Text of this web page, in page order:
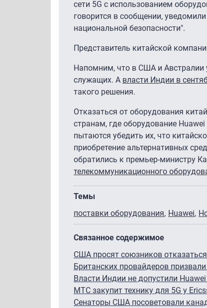
сети 5G с использованием
говорится в сообщении,
национальной безопасности".
Представитель китайской
Напомним, что в США и Австралии
служащих. А власти Индии в
такого решения.
Отказаться от оборудования
странам, где оборудование
пытаются убедить их, что
приобретение альтернативных
обратились к премьер-министру
телекоммуникационного
Темы
поставки оборудования Huawei
Связанное содержимое
США просят союзников
Британских провайдеров
Власти Индии не допустили
МТС закупит технику для 5G у
Сенаторы США посоветовали